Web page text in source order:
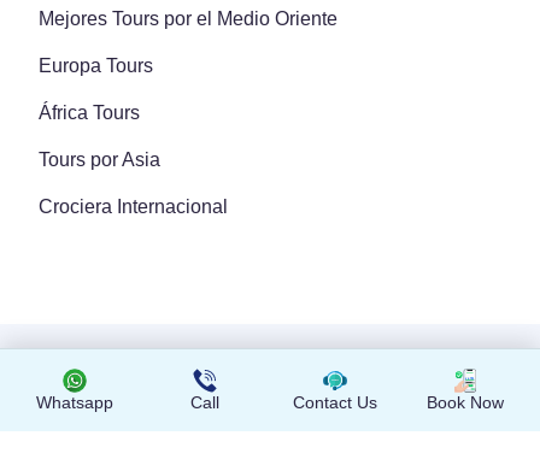
Whatsapp Call Contact Us Book Now
Mejores Tours por el Medio Oriente
Europa Tours
África Tours
Tours por Asia
Crociera Internacional